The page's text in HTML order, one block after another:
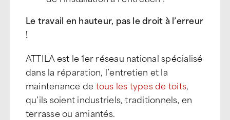
Le travail en hauteur, pas le droit à l’erreur
!
ATTILA est le 1er réseau national spécialisé
dans la réparation, l’entretien et la
maintenance de tous les types de toits,
qu’ils soient industriels, traditionnels, en
terrasse ou amiantés.